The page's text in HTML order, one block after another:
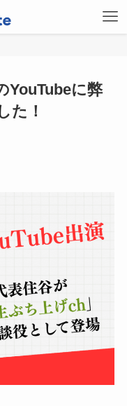
YouTubeに弊
た！